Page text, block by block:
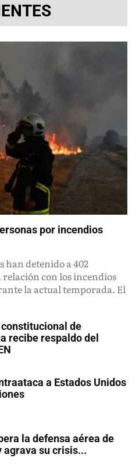
por incendios
han detenido a 402
con los incendios
la actual temporada. El
de
recibe respaldo del
a Estados Unidos
la defensa aérea de
agrava su crisis...